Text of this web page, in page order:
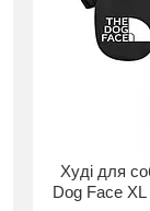
Худі для
Dog Face XL